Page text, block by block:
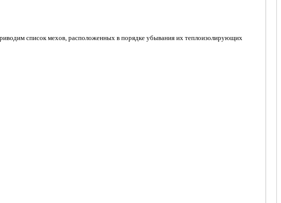
список мехов, расположенных в порядке убывания их теплоизолирующих